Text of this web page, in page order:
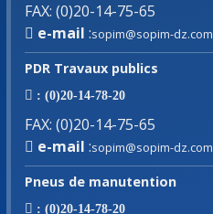
FAX:(0)20-14-75-65
e-mail:sopim@sopim-dz.com
PDR Travaux publics
: (0)20-14-78-20
FAX:(0)20-14-75-65
e-mail:sopim@sopim-dz.com
Pneus de manutention
: (0)20-14-78-20